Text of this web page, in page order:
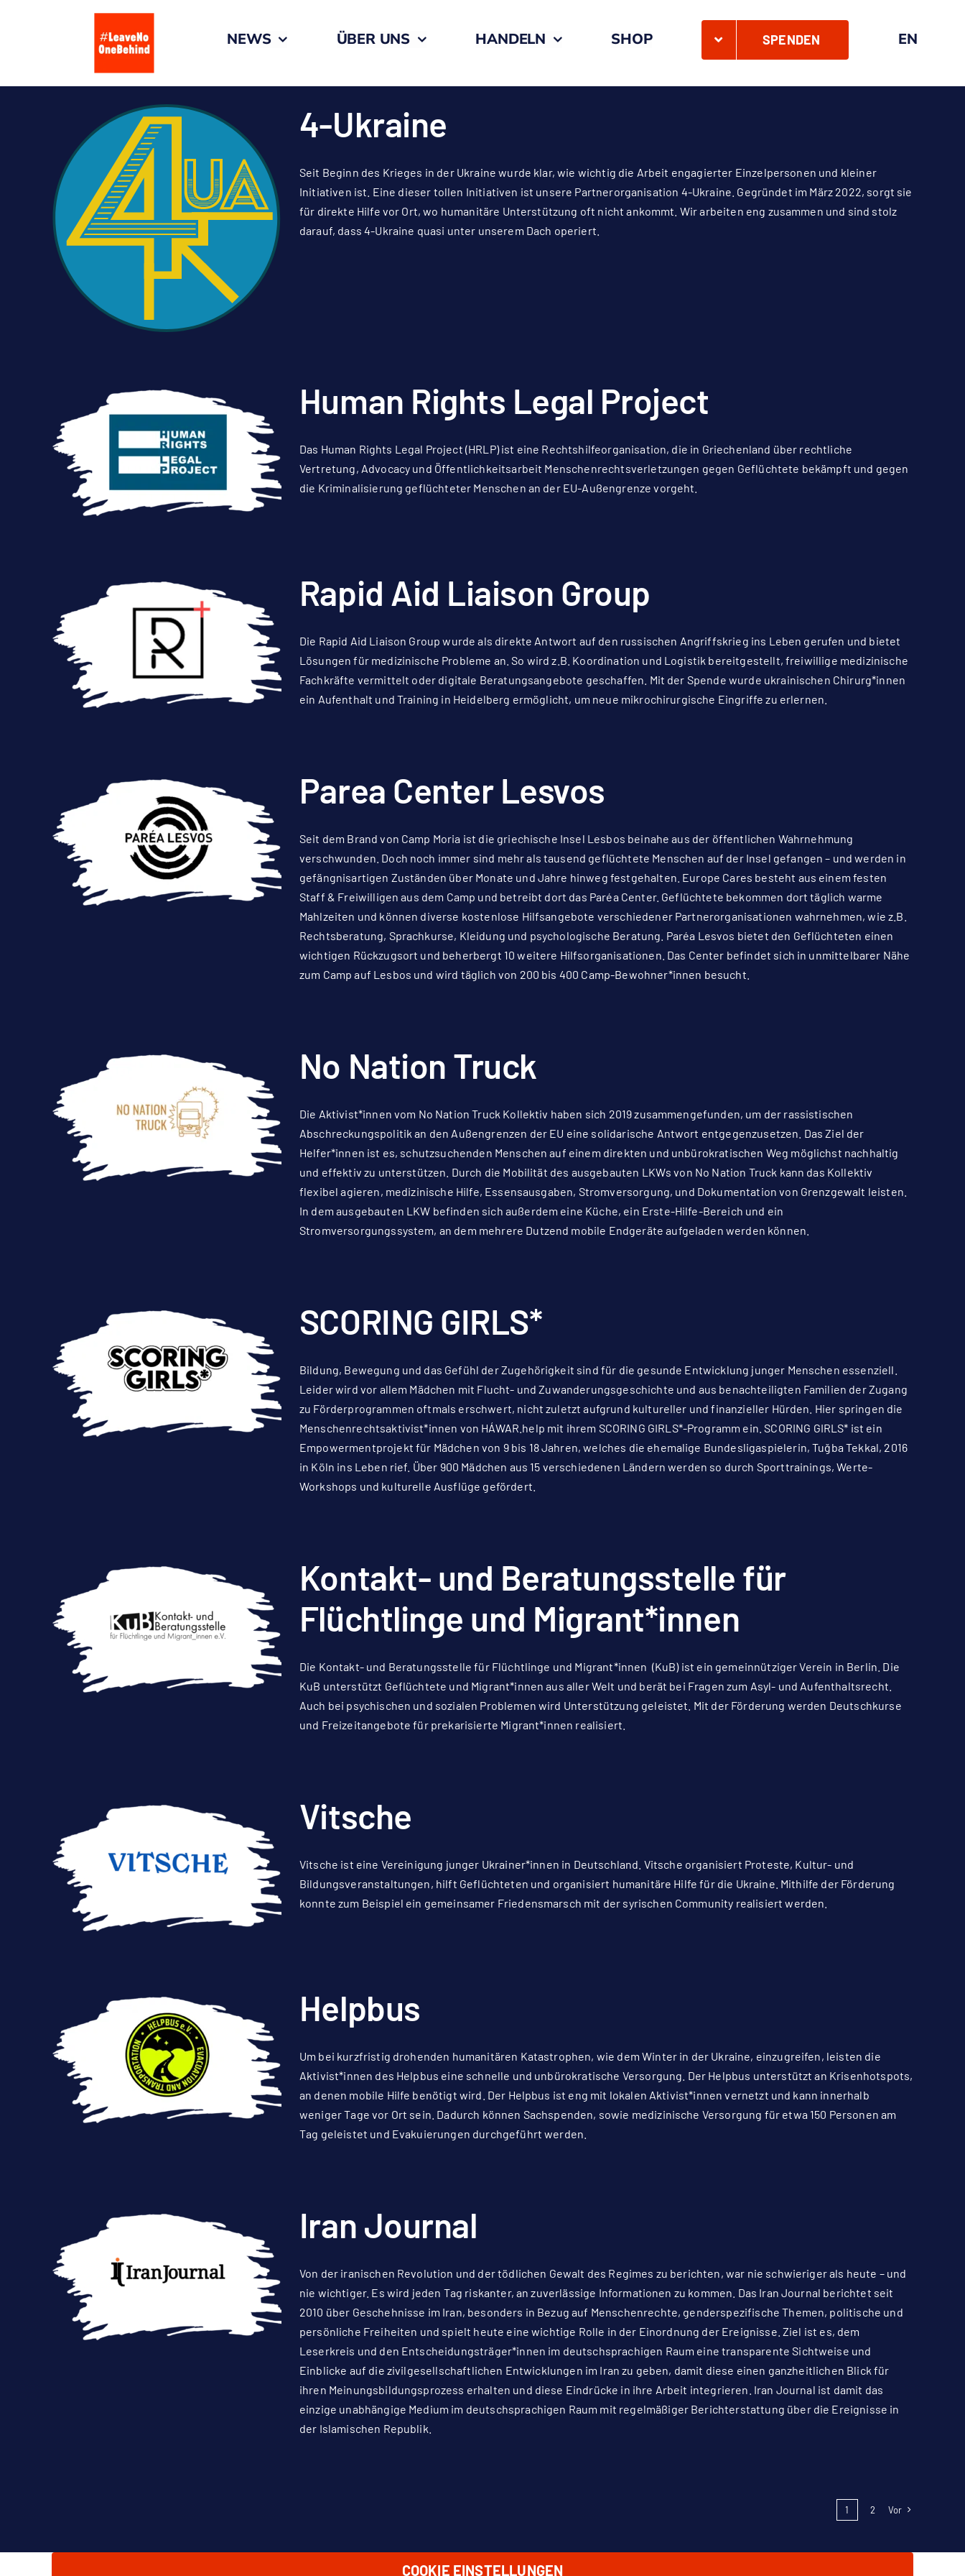
NEWS ÜBER UNS HANDELN SHOP SPENDEN EN
4-Ukraine
Seit Beginn des Krieges in der Ukraine wurde klar, wie wichtig die Arbeit engagierter Einzelpersonen und kleiner
Initiativen ist. Eine dieser tollen Initiativen ist unsere Partnerorganisation 4-Ukraine. Gegründet im März 2022, sorgt sie
für direkte Hilfe vor Ort, wo humanitäre Unterstützung oft nicht ankommt. Wir arbeiten eng zusammen und sind stolz
darauf, dass 4-Ukraine quasi unter unserem Dach operiert.
Human Rights Legal Project
Das Human Rights Legal Project (HRLP) ist eine Rechtshilfeorganisation, die in Griechenland über rechtliche
Vertretung, Advocacy und Öffentlichkeitsarbeit Menschenrechtsverletzungen gegen Geflüchtete bekämpft und gegen
die Kriminalisierung geflüchteter Menschen an der EU-Außengrenze vorgeht.
Rapid Aid Liaison Group
Die Rapid Aid Liaison Group wurde als direkte Antwort auf den russischen Angriffskrieg ins Leben gerufen und bietet
Lösungen für medizinische Probleme an. So wird z.B. Koordination und Logistik bereitgestellt, freiwillige medizinische
Fachkräfte vermittelt oder digitale Beratungsangebote geschaffen. Mit der Spende wurde ukrainischen Chirurg*innen
ein Aufenthalt und Training in Heidelberg ermöglicht, um neue mikrochirurgische Eingriffe zu erlernen.
Parea Center Lesvos
Seit dem Brand von Camp Moria ist die griechische Insel Lesbos beinahe aus der öffentlichen Wahrnehmung
verschwunden. Doch noch immer sind mehr als tausend geflüchtete Menschen auf der Insel gefangen – und werden in
gefängnisartigen Zuständen über Monate und Jahre hinweg festgehalten. Europe Cares besteht aus einem festen
Staff & Freiwilligen aus dem Camp und betreibt dort das Paréa Center. Geflüchtete bekommen dort täglich warme
Mahlzeiten und können diverse kostenlose Hilfsangebote verschiedener Partnerorganisationen wahrnehmen, wie z.B.
Rechtsberatung, Sprachkurse, Kleidung und psychologische Beratung. Paréa Lesvos bietet den Geflüchteten einen
wichtigen Rückzugsort und beherbergt 10 weitere Hilfsorganisationen. Das Center befindet sich in unmittelbarer Nähe
zum Camp auf Lesbos und wird täglich von 200 bis 400 Camp-Bewohner*innen besucht.
No Nation Truck
Die Aktivist*innen vom No Nation Truck Kollektiv haben sich 2019 zusammengefunden, um der rassistischen
Abschreckungspolitik an den Außengrenzen der EU eine solidarische Antwort entgegenzusetzen. Das Ziel der
Helfer*innen ist es, schutzsuchenden Menschen auf einem direkten und unbürokratischen Weg möglichst nachhaltig
und effektiv zu unterstützen. Durch die Mobilität des ausgebauten LKWs von No Nation Truck kann das Kollektiv
flexibel agieren, medizinische Hilfe, Essensausgaben, Stromversorgung, und Dokumentation von Grenzgewalt leisten.
In dem ausgebauten LKW befinden sich außerdem eine Küche, ein Erste-Hilfe-Bereich und ein
Stromversorgungssystem, an dem mehrere Dutzend mobile Endgeräte aufgeladen werden können.
SCORING GIRLS*
Bildung, Bewegung und das Gefühl der Zugehörigkeit sind für die gesunde Entwicklung junger Menschen essenziell.
Leider wird vor allem Mädchen mit Flucht- und Zuwanderungsgeschichte und aus benachteiligten Familien der Zugang
zu Förderprogrammen oftmals erschwert, nicht zuletzt aufgrund kultureller und finanzieller Hürden. Hier springen die
Menschenrechtsaktivist*innen von HÁWAR.help mit ihrem SCORING GIRLS*-Programm ein. SCORING GIRLS* ist ein
Empowermentprojekt für Mädchen von 9 bis 18 Jahren, welches die ehemalige Bundesligaspielerin, Tuğba Tekkal, 2016
in Köln ins Leben rief. Über 900 Mädchen aus 15 verschiedenen Ländern werden so durch Sporttrainings, Werte-
Workshops und kulturelle Ausflüge gefördert.
Kontakt- und Beratungsstelle für
Flüchtlinge und Migrant*innen
Die Kontakt- und Beratungsstelle für Flüchtlinge und Migrant*innen (KuB) ist ein gemeinnütziger Verein in Berlin. Die
KuB unterstützt Geflüchtete und Migrant*innen aus aller Welt und berät bei Fragen zum Asyl- und Aufenthaltsrecht.
Auch bei psychischen und sozialen Problemen wird Unterstützung geleistet. Mit der Förderung werden Deutschkurse
und Freizeitangebote für prekarisierte Migrant*innen realisiert.
Vitsche
Vitsche ist eine Vereinigung junger Ukrainer*innen in Deutschland. Vitsche organisiert Proteste, Kultur- und
Bildungsveranstaltungen, hilft Geflüchteten und organisiert humanitäre Hilfe für die Ukraine. Mithilfe der Förderung
konnte zum Beispiel ein gemeinsamer Friedensmarsch mit der syrischen Community realisiert werden.
Helpbus
Um bei kurzfristig drohenden humanitären Katastrophen, wie dem Winter in der Ukraine, einzugreifen, leisten die
Aktivist*innen des Helpbus eine schnelle und unbürokratische Versorgung. Der Helpbus unterstützt an Krisenhotspots,
an denen mobile Hilfe benötigt wird. Der Helpbus ist eng mit lokalen Aktivist*innen vernetzt und kann innerhalb
weniger Tage vor Ort sein. Dadurch können Sachspenden, sowie medizinische Versorgung für etwa 150 Personen am
Tag geleistet und Evakuierungen durchgeführt werden.
Iran Journal
Von der iranischen Revolution und der tödlichen Gewalt des Regimes zu berichten, war nie schwieriger als heute – und
nie wichtiger. Es wird jeden Tag riskanter, an zuverlässige Informationen zu kommen. Das Iran Journal berichtet seit
2010 über Geschehnisse im Iran, besonders in Bezug auf Menschenrechte, genderspezifische Themen, politische und
persönliche Freiheiten und spielt heute eine wichtige Rolle in der Einordnung der Ereignisse. Ziel ist es, dem
Leserkreis und den Entscheidungsträger*innen im deutschsprachigen Raum eine transparente Sichtweise und
Einblicke auf die zivilgesellschaftlichen Entwicklungen im Iran zu geben, damit diese einen ganzheitlichen Blick für
ihren Meinungsbildungsprozess erhalten und diese Eindrücke in ihre Arbeit integrieren. Iran Journal ist damit das
einzige unabhängige Medium im deutschsprachigen Raum mit regelmäßiger Berichterstattung über die Ereignisse in
der Islamischen Republik.
1 2 Vor
COOKIE EINSTELLUNGEN